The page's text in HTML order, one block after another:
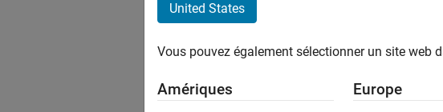
United States
Vous pouvez également sélectionner un site web
Amériques Europe